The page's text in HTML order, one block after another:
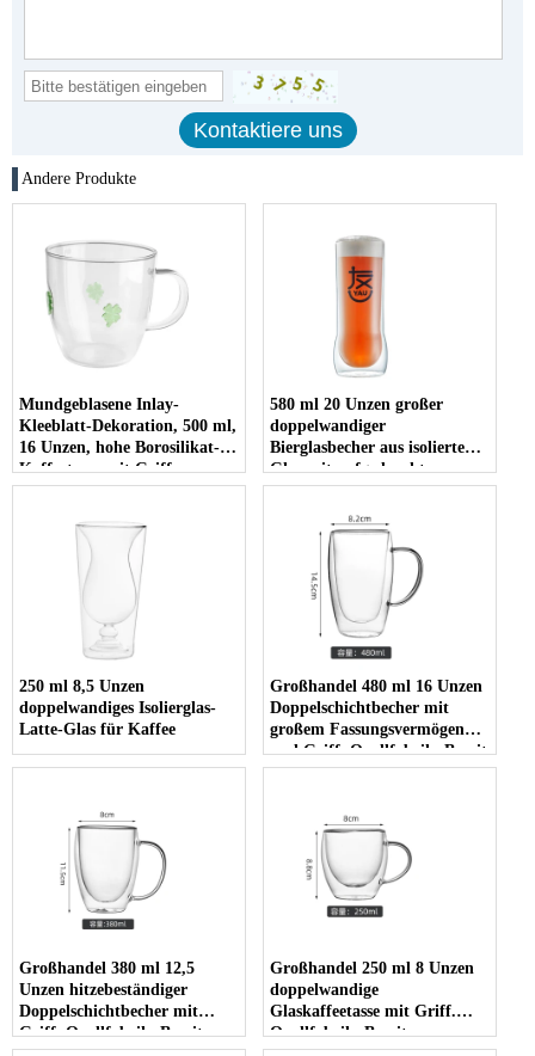
Andere Produkte
Mundgeblasene Inlay-
Kleeblatt-Dekoration, 500 ml,
16 Unzen, hohe Borosilikat-
Kaffeetasse mit Griff
580 ml 20 Unzen großer
doppelwandiger
Bierglasbecher aus isoliertem
Glas mit aufgedrucktem
Logo-Aufkleber
250 ml 8,5 Unzen
doppelwandiges Isolierglas-
Latte-Glas für Kaffee
Großhandel 480 ml 16 Unzen
Doppelschichtbecher mit
großem Fassungsvermögen
und Griff. Quellfabrik. Bereit
zum Versand
Großhandel 380 ml 12,5
Unzen hitzebeständiger
Doppelschichtbecher mit
Griff. Quellfabrik. Bereit zum
Großhandel 250 ml 8 Unzen
doppelwandige
Glaskaffeetasse mit Griff.
Quellfabrik. Bereit zum